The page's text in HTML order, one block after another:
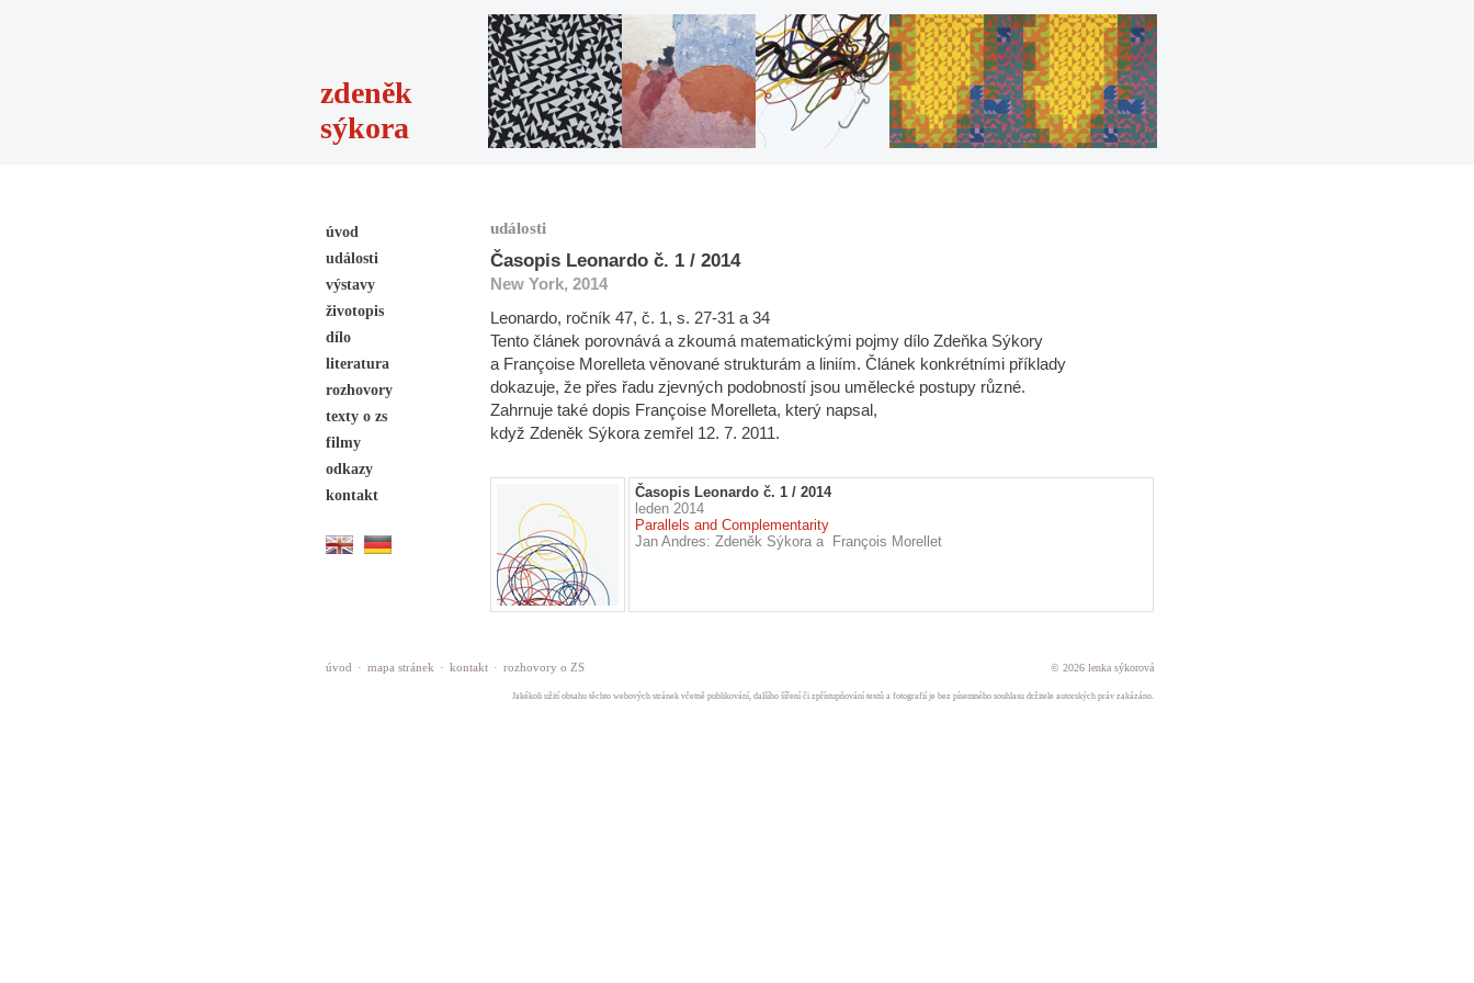
zdeněk
sýkora
úvod
události
výstavy
životopis
dílo
literatura
rozhovory
texty o zs
filmy
odkazy
kontakt
události
Časopis Leonardo č. 1 / 2014
New York, 2014
Leonardo, ročník 47, č. 1, s. 27-31 a 34
Tento článek porovnává a zkoumá matematickými pojmy dílo Zdeňka Sýkory
a Françoise Morelleta věnované strukturám a liniím. Článek konkrétními příklady
dokazuje, že přes řadu zjevných podobností jsou umělecké postupy různé.
Zahrnuje také dopis Françoise Morelleta, který napsal,
když Zdeněk Sýkora zemřel 12. 7. 2011.
Časopis Leonardo č. 1 / 2014
leden 2014
Parallels and Complementarity
Jan Andres: Zdeněk Sýkora a François Morellet
© 2026 lenka sýkorová
úvod · mapa stránek · kontakt · rozhovory o ZS
Jakékoli užití obsahu těchto webových stránek včetně publikování, dalšího šíření či zpřístupňování textů a fotografií je bez písemného souhlasu držitele autorských práv zakázáno.